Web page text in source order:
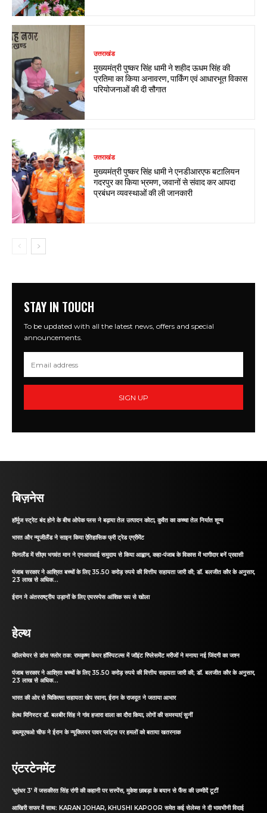
उत्तराखंड
मुख्यमंत्री पुष्कर सिंह धामी ने शहीद ऊधम सिंह की
प्रतिमा का किया अनावरण, पार्किंग एवं आधारभूत विकास
परियोजनाओं की दी सौगात
उत्तराखंड
मुख्यमंत्री पुष्कर सिंह धामी ने एनडीआरएफ बटालियन
गदरपुर का किया भ्रमण, जवानों से संवाद कर आपदा
प्रबंधन व्यवस्थाओं की ली जानकारी
STAY IN TOUCH
To be updated with all the latest news, offers and special
announcements.
SIGN UP
बिज़नेस
हॉर्मुज स्ट्रेट बंद होने के बीच ओपेक प्लस ने बढ़ाया तेल उत्पादन कोटा, कुवैत का कच्चा तेल निर्यात शून्य
भारत और न्यूजीलैंड ने साइन किया ऐतिहासिक फ्री ट्रेड एग्रीमेंट
फिनलैंड में सीएम भगवंत मान ने एनआरआई समुदाय से किया आह्वान, कहा-पंजाब के विकास में भागीदार बनें प्रवासी
पंजाब सरकार ने आश्रित बच्चों के लिए 35.50 करोड़ रुपये की वित्तीय सहायता जारी की; डॉ. बलजीत कौर के अनुसार,
23 लाख से अधिक...
ईरान ने अंतरराष्ट्रीय उड़ानों के लिए एयरस्पेस आंशिक रूप से खोला
हेल्थ
व्हीलचेयर से डांस फ्लोर तक: रामकृष्ण केयर हॉस्पिटल्स में जॉइंट रिप्लेसमेंट मरीजों ने मनाया नई जिंदगी का जश्न
पंजाब सरकार ने आश्रित बच्चों के लिए 35.50 करोड़ रुपये की वित्तीय सहायता जारी की; डॉ. बलजीत कौर के अनुसार,
23 लाख से अधिक...
भारत की ओर से चिकित्सा सहायता खेप रवाना, ईरान के राजदूत ने जताया आभार
हेल्थ मिनिस्टर डॉ. बलबीर सिंह ने गांव हजारा वाला का दौरा किया, लोगों की समस्याएं सुनीं
डब्ल्यूएचओ चीफ ने ईरान के न्यूक्लियर पावर प्लांट्स पर हमलों को बताया खतरनाक
एंटरटेनमेंट
‘धुरंधर 3’ में जसकीरत सिंह रांगी की कहानी पर सस्पेंस, मुकेश छाबड़ा के बयान से फैंस की उम्मीदें टूटीं
आखिरी सफर में साथ: KARAN JOHAR, KHUSHI KAPOOR समेत कई सेलेब्स ने दी भावभीनी विदाई